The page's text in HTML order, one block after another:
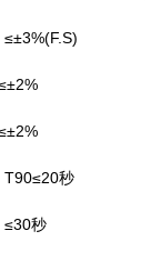
秒
秒